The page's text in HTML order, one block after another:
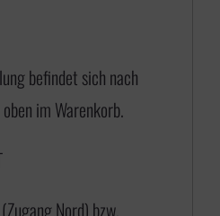
befindet sich nach
im Warenkorb.
Nord) bzw.